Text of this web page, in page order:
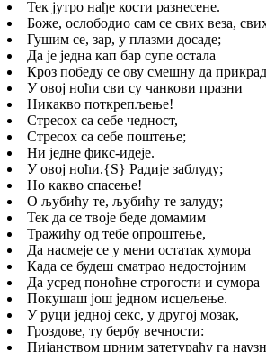
Тек јутро нађе кости разнесене.
Боже, ослободио сам се свих веза,
Гушим се, зар, у плазми досаде;
Да је једна кап бар супе остала
Кроз победу се ову смешну да
У овој ноћи сви су чанкови празни
Никакво поткрепљење!
Стресох са себе чедност,
Стресох са себе поштење;
Ни једне фикс-идеје.
У овој ноћи.{S} Радије заблуду;
Но какво спасење!
О љубићу те, љубићу те залуду;
Тек да се твоје беде домамим
Тражићу од тебе опроштење,
Да насмеје се у мени остатак хумора
Када се будеш сматрао недостојним
Да усред поноћне строгости и сумора
Покушаш још једном исцељење.
У руци једној секс, у другој мозак,
Гроздове, ту бербу вечности:
Пијанством црним затетураћу га